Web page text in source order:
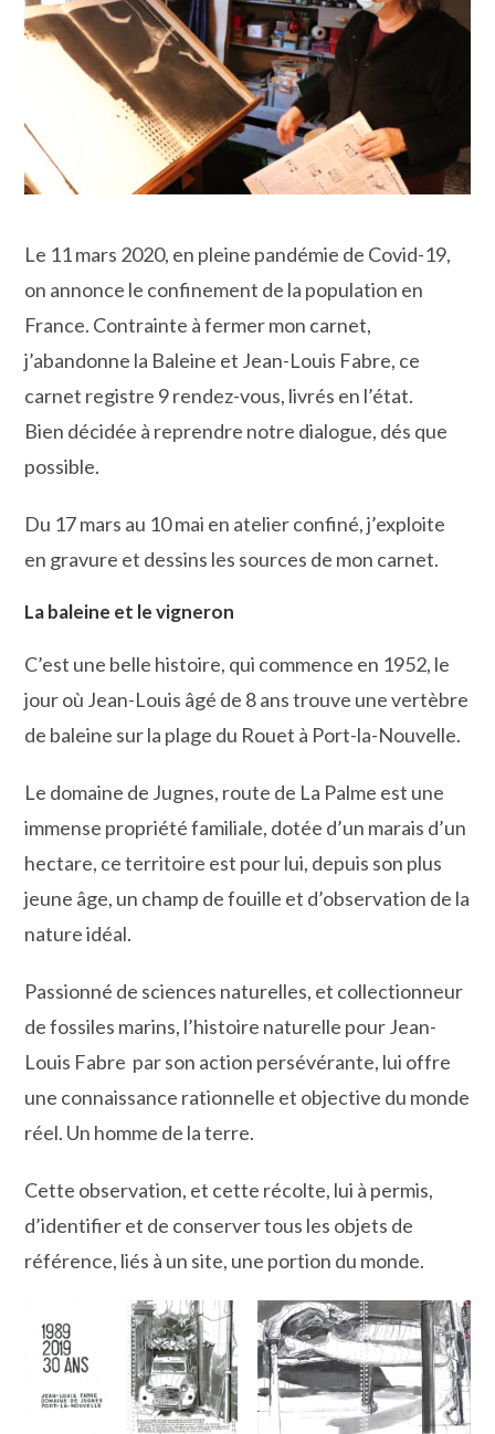
Le 11 mars 2020, en pleine pandémie de Covid-19,
on annonce le confinement de la population en
France. Contrainte à fermer mon carnet,
j’abandonne la Baleine et Jean-Louis Fabre, ce
carnet registre 9 rendez-vous, livrés en l’état.
Bien décidée à reprendre notre dialogue, dés que
possible.
Du 17 mars au 10 mai en atelier confiné, j’exploite
en gravure et dessins les sources de mon carnet.
La baleine et le vigneron
C’est une belle histoire, qui commence en 1952, le
jour où Jean-Louis âgé de 8 ans trouve une vertèbre
de baleine sur la plage du Rouet à Port-la-Nouvelle.
Le domaine de Jugnes, route de La Palme est une
immense propriété familiale, dotée d’un marais d’un
hectare, ce territoire est pour lui, depuis son plus
jeune âge, un champ de fouille et d’observation de la
nature idéal.
Passionné de sciences naturelles, et collectionneur
de fossiles marins, l’histoire naturelle pour Jean-
Louis Fabre par son action persévérante, lui offre
une connaissance rationnelle et objective du monde
réel. Un homme de la terre.
Cette observation, et cette récolte, lui à permis,
d’identifier et de conserver tous les objets de
référence, liés à un site, une portion du monde.